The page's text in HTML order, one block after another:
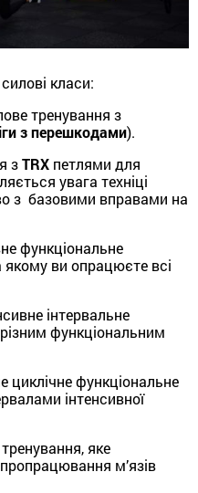
класи:
тренування з
з перешкодами).
зTRX петлями для
увага техніці
з базовими вправами на
функціональне
ви опрацюєте всі
інтервальне
функціональним
циклічне функціональне
інтенсивної
яке
м’язів